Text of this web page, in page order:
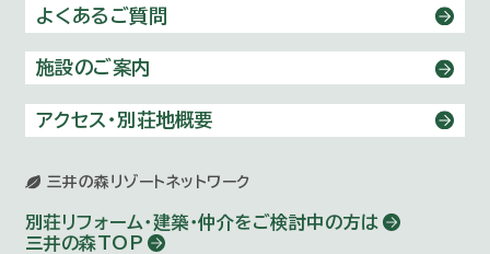
よくあるご質問
施設のご案内
アクセス・別荘地概要
三井の森リゾートネットワーク
別荘リフォーム・建築・仲介をご検討中の方は
三井の森TOP